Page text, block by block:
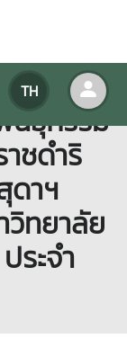
TH
วิชาการ
นธุกรรม
ชดำริ
ดาฯ
วิทยาลัย
ระจำ